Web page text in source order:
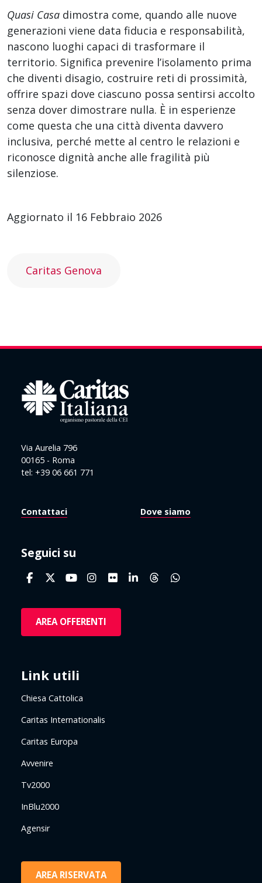
Quasi Casa dimostra come, quando alle nuove
generazioni viene data fiducia e responsabilità,
nascono luoghi capaci di trasformare il
territorio. Significa prevenire l’isolamento prima
che diventi disagio, costruire reti di prossimità,
offrire spazi dove ciascuno possa sentirsi accolto
senza dover dimostrare nulla. È in esperienze
come questa che una città diventa davvero
inclusiva, perché mette al centro le relazioni e
riconosce dignità anche alle fragilità più
silenziose.
Aggiornato il 16 Febbraio 2026
Caritas Genova
Via Aurelia 796
00165 - Roma
tel: +39 06 661 771
Contattaci Dove siamo
Seguici su
AREA OFFERENTI
Link utili
Chiesa Cattolica
Caritas Internationalis
Caritas Europa
Avvenire
Tv2000
InBlu2000
Agensir
AREA RISERVATA